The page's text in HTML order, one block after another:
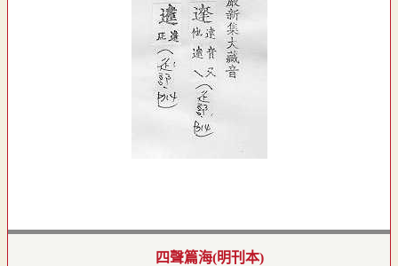
四聲篇海(明刊本)